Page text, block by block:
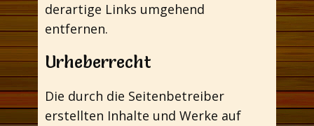
derartige Links umgehend
entfernen.
Urheberrecht
Die durch die Seitenbetreiber
erstellten Inhalte und Werke auf